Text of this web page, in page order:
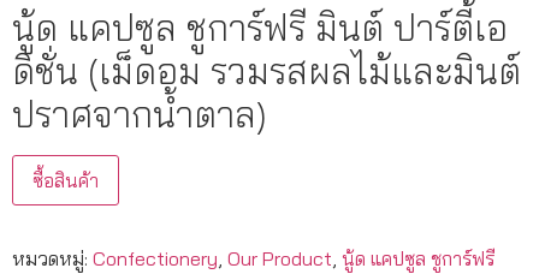
นู้ด แคปซูล ชูการ์ฟรี มินต์ ปาร์ตี้เอ
ดิชั่น (เม็ดอม รวมรสผลไม้และมินต์
ปราศจากน้ําตาล)
ซื้อสินค้า
หมวดหมู่: Confectionery, Our Product, นู้ด แคปซูล ชูการ์ฟรี